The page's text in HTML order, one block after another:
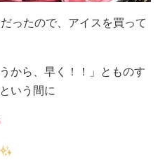
ったので、アイスを買って
から、早く！！」とものす
いう間に